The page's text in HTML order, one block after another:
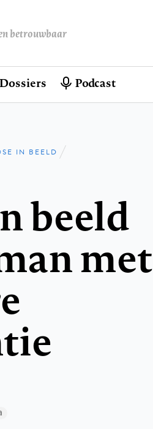
betrouwbaar
Dossiers Podcast
IN BEELD
beeld
met